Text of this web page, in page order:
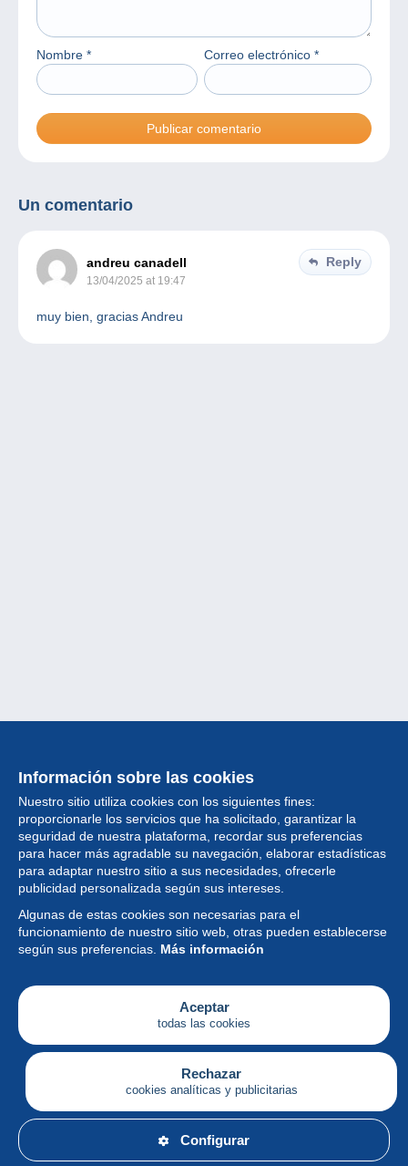
Nombre * Correo electrónico *
Un comentario
andreu canadell
13/04/2025 at 19:47
Reply
muy bien, gracias Andreu
Información sobre las cookies
Nuestro sitio utiliza cookies con los siguientes fines:
proporcionarle los servicios que ha solicitado, garantizar la
seguridad de nuestra plataforma, recordar sus preferencias
para hacer más agradable su navegación, elaborar estadísticas
para adaptar nuestro sitio a sus necesidades, ofrecerle
publicidad personalizada según sus intereses.
Algunas de estas cookies son necesarias para el
funcionamiento de nuestro sitio web, otras pueden establecerse
según sus preferencias. Más información
Aceptar
todas las cookies
Rechazar
cookies analíticas y publicitarias
Configurar
Colección
Noticias
Funcionalidad
Empresa
Servicios
Escribir
Español